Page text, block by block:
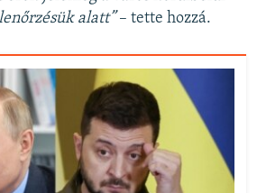
alatt”– tette hozzá.